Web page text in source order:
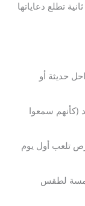
تطلع دعاياتها
حديثة أو
(كأنهم سمعوا
تلعب أول يوم
لطقس